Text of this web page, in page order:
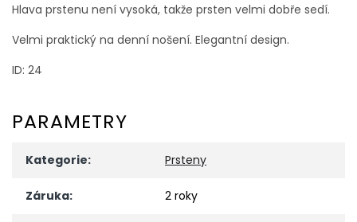
Hlava prstenu není vysoká, takže prsten velmi dobře sedí.
Velmi praktický na denní nošení. Elegantní design.
ID: 24
PARAMETRY
Kategorie: Prsteny
Záruka: 2 roky